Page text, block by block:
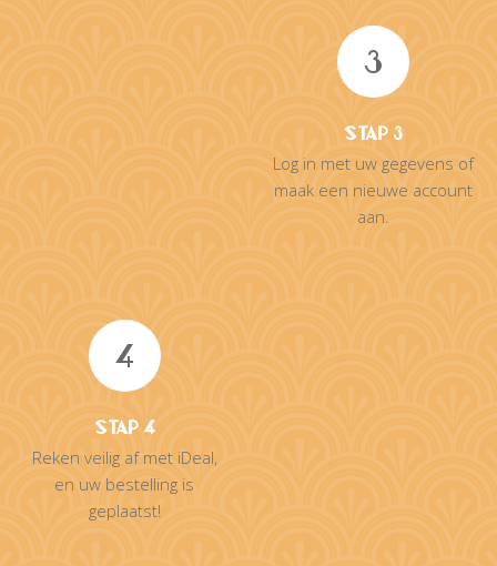
3
Stap 3
Log in met uw gegevens of
maak een nieuwe account
aan.
4
Stap 4
Reken veilig af met iDeal,
en uw bestelling is
geplaatst!